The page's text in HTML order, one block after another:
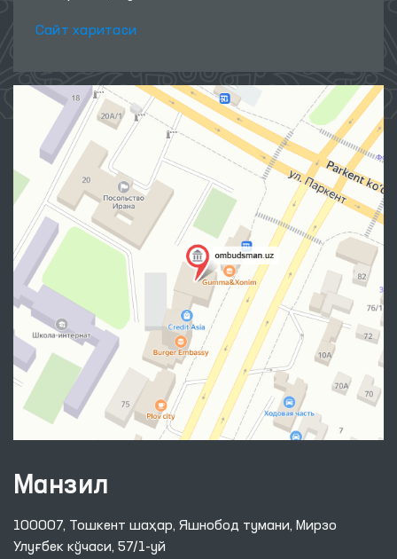
Сайт харитаси
Манзил
100007, Тошкент шаҳар, Яшнобод тумани, Мирзо
Улуғбек кўчаси, 57/1-уй